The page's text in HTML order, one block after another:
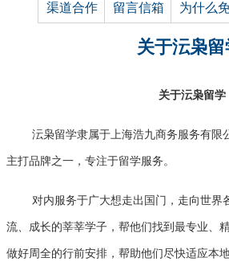
渠道合作 留言信箱 为什么
关于沄枭留
关于沄枭留学
沄枭留学隶属于上海浩九商务服务有限
主打品牌之一，专注于留学服务。
对内服务于广大想走出国门，走向世界
流、成长的莘莘学子，帮他们找到最专业、
做好周全的行前安排，帮助他们尽快适应本